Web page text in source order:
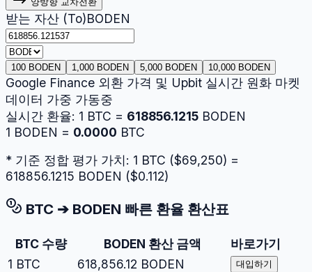
받는 자산 (To)BODEN
100 BODEN 1,000 BODEN 5,000 BODEN 10,000 BODEN
Google Finance 외환 가격 및 Upbit 실시간 원화 마켓
데이터 가중 가동중
실시간 환율: 1 BTC = 618856.1215 BODEN
1 BODEN = 0.0000 BTC
* 기준 정합 평가 가치: 1 BTC ($69,250) =
618856.1215 BODEN ($0.112)
BTC ➔ BODEN 빠른 환율 환산표
BTC 수량 BODEN 환산 금액
바로가기
1 BTC 618,856.12 BODEN 대입하기